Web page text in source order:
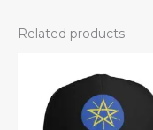
Related products